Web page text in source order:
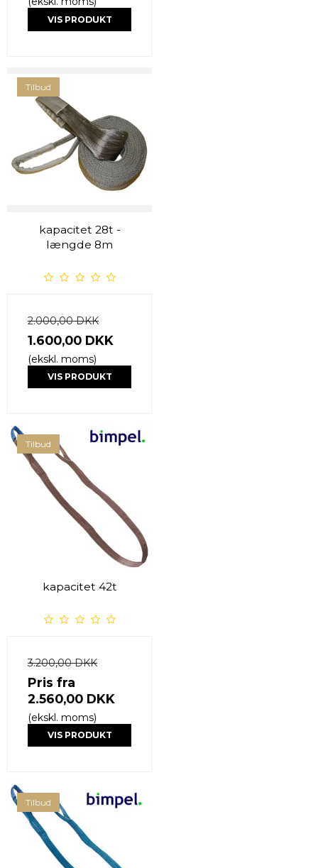
VIS PRODUKT
Tilbud
kapacitet 28t -
længde 8m
2.000,00 DKK
1.600,00 DKK
(ekskl. moms)
VIS PRODUKT
Tilbud
kapacitet 42t
3.200,00 DKK
Pris fra
2.560,00 DKK
(ekskl. moms)
VIS PRODUKT
Tilbud